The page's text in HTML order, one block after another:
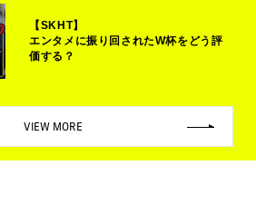
【SKHT】
エンタメに振り回されたW杯をどう評
価する？
VIEW MORE